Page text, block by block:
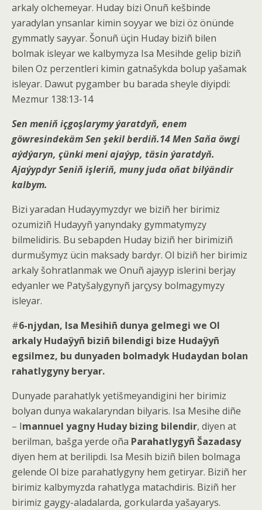
arkaly olchemeyar. Huday bizi Onuñ kešbinde
yaradylan ynsanlar kimin soyyar we bizi öz önünde
gymmatly sayyar. Šonuñ üçin Huday biziñ bilen
bolmak isleyar we kalbymyza Isa Mesihde gelip biziñ
bilen Oz perzentleri kimin gatnašykda bolup yašamak
isleyar. Dawut pygamber bu barada sheyle diyipdi:
Mezmur 138:13-14
Sen meniň içgoşlarymy ýaratdyň, enem
göwresindekäm Sen şekil berdiň.14Men Saňa öwgi
aýdýaryn, çünki meni ajaýyp, täsin ýaratdyň.
Ajaýypdyr Seniň işleriň, muny juda oňat bilýändir
kalbym.
Bizi yaradan Hudayymyzdyr we biziñ her birimiz
ozumiziñ Hudayyñ yanyndaky gymmatymyzy
bilmelidiris. Bu sebapden Huday biziñ her birimiziñ
durmušymyz ücin maksady bardyr. Ol biziñ her birimiz
arkaly šohratlanmak we Onuñ ajayyp islerini berjay
edyanler we Patyšalygynyñ jarçysy bolmagymyzy
isleyar.
#6-njydan, Isa Mesihiñ dunya gelmegi we Ol
arkaly Hudaÿyñ biziñ bilendigi bize Hudaÿyñ
egsilmez, bu dunyaden bolmadyk Hudaydan bolan
rahatlygyny beryar.
Dunyade parahatlyk yetišmeyandigini her birimiz
bolyan dunya wakalaryndan bilyaris. Isa Mesihe diñe
– Imannuel yagny Huday bizing bilendir, diyen at
berilman, bašga yerde oña Parahatlygyñ Šazadasy
diyen hem at berilipdi. Isa Mesih biziñ bilen bolmaga
gelende Ol bize parahatlygyny hem getiryar. Biziñ her
birimiz kalbymyzda rahatlyga matachdiris. Biziñ her
birimiz gaygy-aladalarda, gorkularda yašayarys.